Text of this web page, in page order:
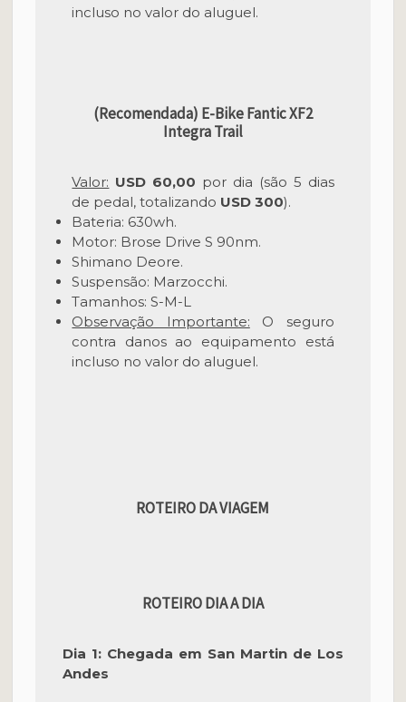
incluso no valor do aluguel.
(Recomendada) E-Bike Fantic XF2
Integra Trail
Valor: USD 60,00 por dia (são 5 dias
de pedal, totalizando USD300).
Bateria: 630wh.
Motor: Brose Drive S 90nm.
Shimano Deore.
Suspensão: Marzocchi.
Tamanhos: S-M-L
Observação Importante: O seguro
contra danos ao equipamento está
incluso no valor do aluguel.
ROTEIRO DA VIAGEM
ROTEIRO DIA A DIA
Dia 1: Chegada em San Martin de Los
Andes